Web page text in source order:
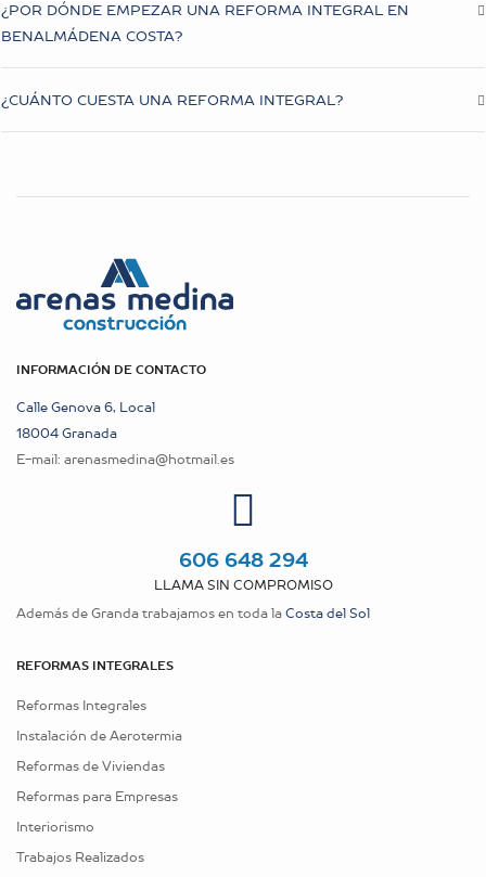
¿POR DÓNDE EMPEZAR UNA REFORMA INTEGRAL EN
BENALMÁDENA COSTA?
¿CUÁNTO CUESTA UNA REFORMA INTEGRAL?
INFORMACIÓN DE CONTACTO
Calle Genova 6, Local
18004 Granada
E-mail: arenasmedina@hotmail.es
606 648 294
LLAMA SIN COMPROMISO
Además de Granda trabajamos en toda laCosta del Sol
REFORMAS INTEGRALES
Reformas Integrales
Instalación de Aerotermia
Reformas de Viviendas
Reformas para Empresas
Interiorismo
Trabajos Realizados